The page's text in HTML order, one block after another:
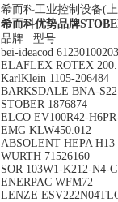
希而科工业控制设备(
希而科优势品牌
品牌 型号
bei-ideacod
ELAFLEX ROTEX
KarlKlein 1105-206484
BARKSDALE BNA-
STOBER 1876874
ELCO EV100R42-
EMG KLW450.012
ABSOLENT HEPA H13
WURTH 71526160
SOR 103W1-K212-N4-
ENERPAC WFM72
LENZE